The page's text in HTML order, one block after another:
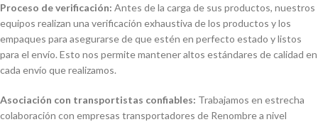
Proceso de verificación: Antes de la carga de sus productos, nuestros
equipos realizan una verificación exhaustiva de los productos y los
empaques para asegurarse de que estén en perfecto estado y listos
para el envío. Esto nos permite mantener altos estándares de calidad en
cada envío que realizamos.
Asociación con transportistas confiables: Trabajamos en estrecha
colaboración con empresas transportadores de Renombre a nivel